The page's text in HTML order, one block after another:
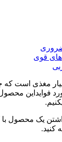
قوی
مغذی است
فوایداین
یک محصول با
کنید.